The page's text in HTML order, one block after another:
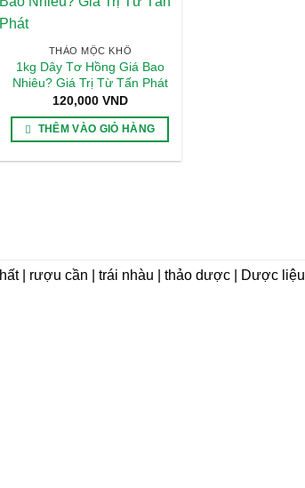
THẢO MỘC KHÔ
1kg Dây Tơ Hồng Giá Bao
Nhiêu? Giá Trị Từ Tấn Phát
120,000 VND
THÊM VÀO GIỎ HÀNG
| rượu cần | trái nhàu | thảo dược | Dược liệu